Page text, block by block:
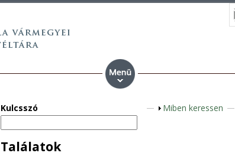
Kulcsszó
S
Miben keressen
Találatok